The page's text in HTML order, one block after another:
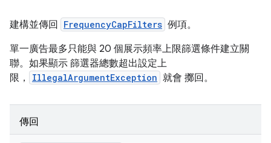
建構並傳回 FrequencyCapFilters 例項。
單一廣告最多只能與 20 個展示頻率上限篩選條件建立關
聯。如果顯示 篩選器總數超出設定上
限，
IllegalArgumentException 就會 擲回。
傳回